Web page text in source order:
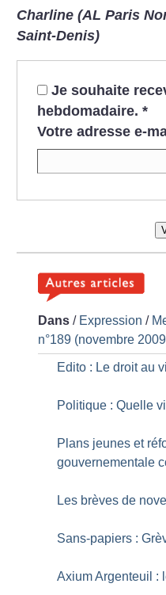
Charline (AL Paris
Saint-Denis)
Je souhaite
hebdomadaire. *
Votre adresse e-
Dans / Expression /
n°189 (novembre
Edito : Le droit au
Politique : Quelle
Plans jeunes et
gouvernementale
Les brèves de
Sans-papiers :
Axium Argenteuil :